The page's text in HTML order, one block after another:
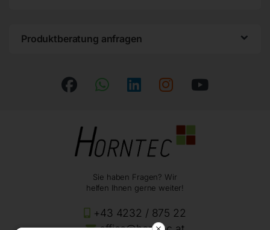
Produktberatung anfragen
Sie haben Fragen? Wir
helfen Ihnen gerne weiter!
+43 4232 / 875 22